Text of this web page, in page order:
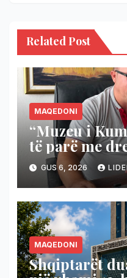
Related Post
MAQEDONI
“Muzeu i
të parë me
GUS 6, 2026
MAQEDONI
Shqiptarët